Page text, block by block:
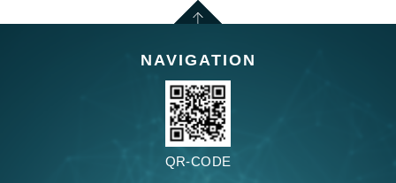
NAVIGATION
QR-CODE